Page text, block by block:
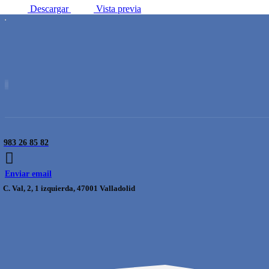
Descargar Vista previa
983 26 85 82
Enviar email
C. Val, 2, 1 izquierda, 47001 Valladolid